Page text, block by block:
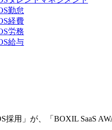
採用」が、「BOXIL SaaS